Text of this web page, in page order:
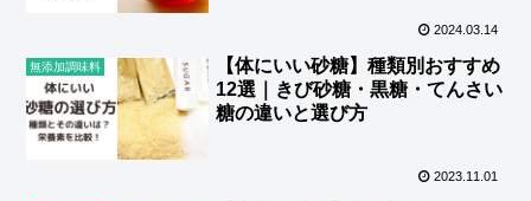
2024.03.14
無添加調味料
【体にいい砂糖】種類別おすすめ
12選｜きび砂糖・黒糖・てんさい
糖の違いと選び方
2023.11.01